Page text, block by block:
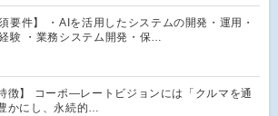
須要件】 ・AIを活用したシステムの開発・運用・
験 ・業務システム開発・保…
徴】 コーポ―レートビジョンには「クルマを通
かにし、永続的…